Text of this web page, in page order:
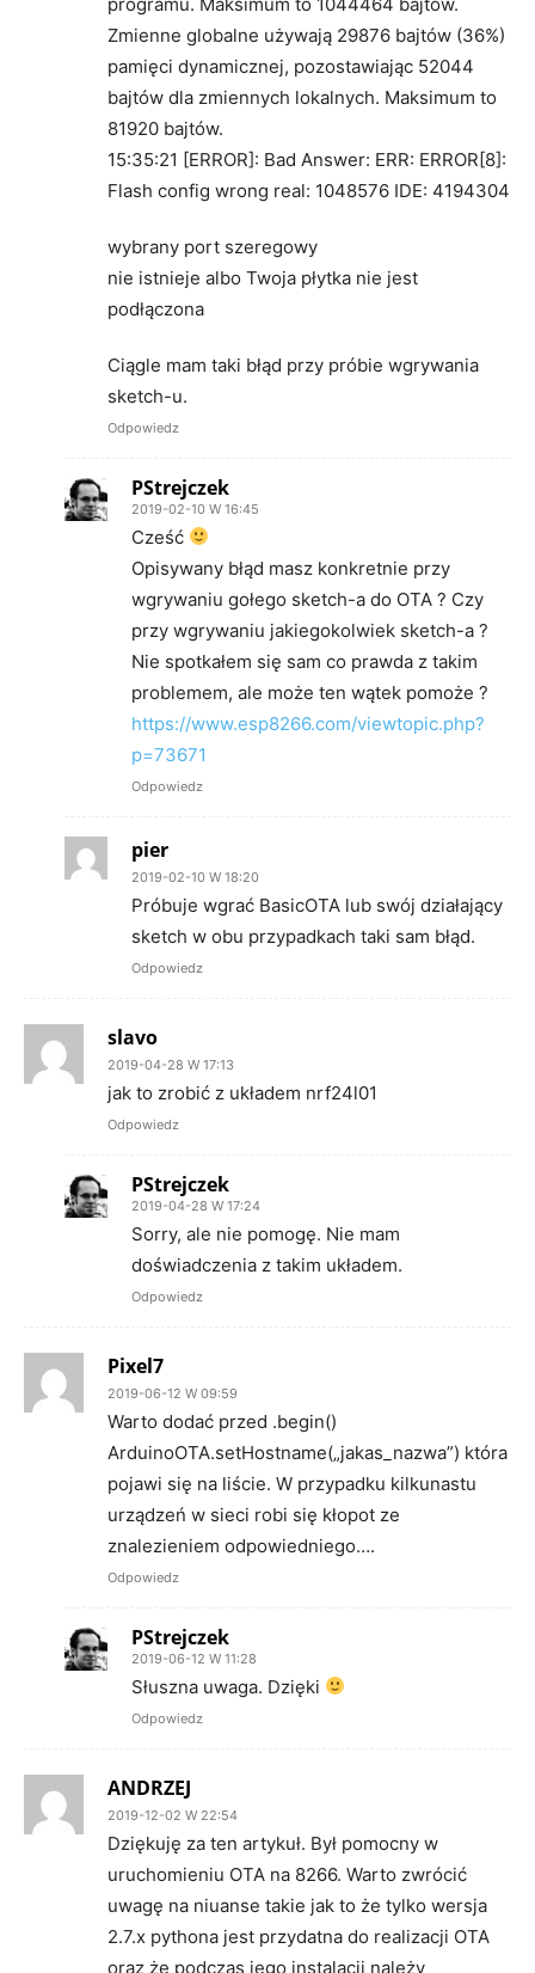
Zmienne globalne używają 29876 bajtów (36%)
pamięci dynamicznej, pozostawiając 52044
bajtów dla zmiennych lokalnych. Maksimum to
81920 bajtów.
15:35:21 [ERROR]: Bad Answer: ERR: ERROR[8]:
Flash config wrong real: 1048576 IDE: 4194304
wybrany port szeregowy
nie istnieje albo Twoja płytka nie jest
podłączona
Ciągle mam taki błąd przy próbie wgrywania
sketch-u.
Odpowiedz
PStrejczek
2019-02-10 W 16:45
Cześć
Opisywany błąd masz konkretnie przy
wgrywaniu gołego sketch-a do OTA ? Czy
przy wgrywaniu jakiegokolwiek sketch-a ?
Nie spotkałem się sam co prawda z takim
problemem, ale może ten wątek pomoże ?
https://www.esp8266.com/viewtopic.php?
p=73671
Odpowiedz
pier
2019-02-10 W 18:20
Próbuje wgrać BasicOTA lub swój działający
sketch w obu przypadkach taki sam błąd.
Odpowiedz
slavo
2019-04-28 W 17:13
jak to zrobić z układem nrf24l01
Odpowiedz
PStrejczek
2019-04-28 W 17:24
Sorry, ale nie pomogę. Nie mam
doświadczenia z takim układem.
Odpowiedz
Pixel7
2019-06-12 W 09:59
Warto dodać przed .begin()
ArduinoOTA.setHostname(„jakas_nazwa”) która
pojawi się na liście. W przypadku kilkunastu
urządzeń w sieci robi się kłopot ze
znalezieniem odpowiedniego….
Odpowiedz
PStrejczek
2019-06-12 W 11:28
Słuszna uwaga. Dzięki
Odpowiedz
ANDRZEJ
2019-12-02 W 22:54
Dziękuję za ten artykuł. Był pomocny w
uruchomieniu OTA na 8266. Warto zwrócić
uwagę na niuanse takie jak to że tylko wersja
2.7.x pythona jest przydatna do realizacji OTA
oraz że podczas jego instalacji należy